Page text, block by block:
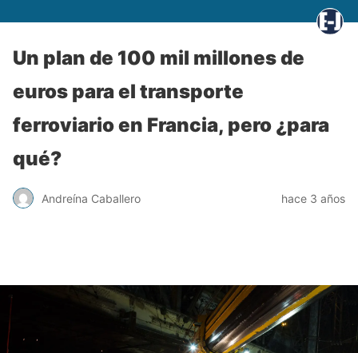
Un plan de 100 mil millones de
euros para el transporte
ferroviario en Francia, pero ¿para
qué?
Andreína Caballero hace 3 años